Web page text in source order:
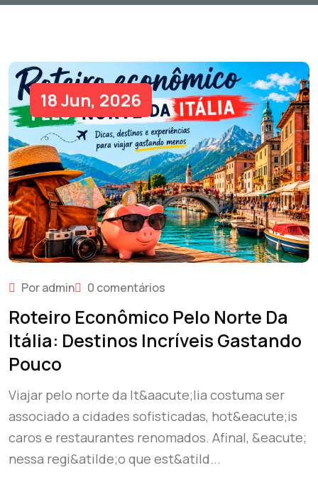
18 Jun, 2026
Por admin 0 comentários
Roteiro Econômico Pelo Norte Da
Itália: Destinos Incríveis Gastando
Pouco
Viajar pelo norte da It&aacute;lia costuma ser
associado a cidades sofisticadas, hot&eacute;is
caros e restaurantes renomados. Afinal, &eacute;
nessa regi&atilde;o que est&atild...